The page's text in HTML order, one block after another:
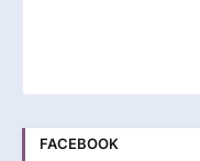
FACEBOOK